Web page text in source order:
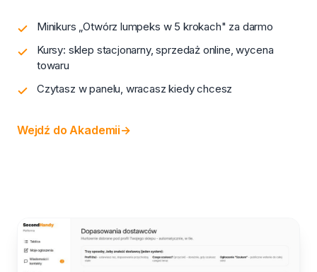
Minikurs „Otwórz lumpeks w 5 krokach" za darmo
Kursy: sklep stacjonarny, sprzedaż online, wycena
towaru
Czytasz w panelu, wracasz kiedy chcesz
Wejdź do Akademii→